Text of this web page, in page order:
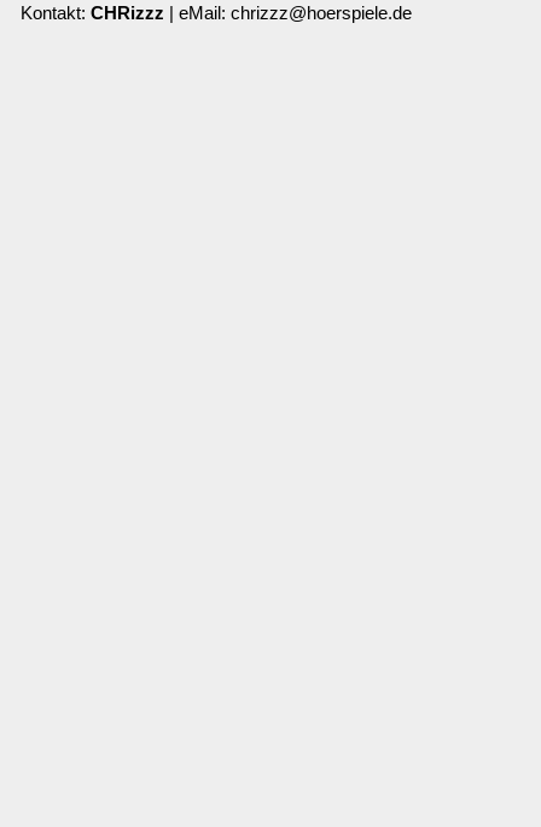
Kontakt: CHRizzz | eMail: chrizzz@hoerspiele.de